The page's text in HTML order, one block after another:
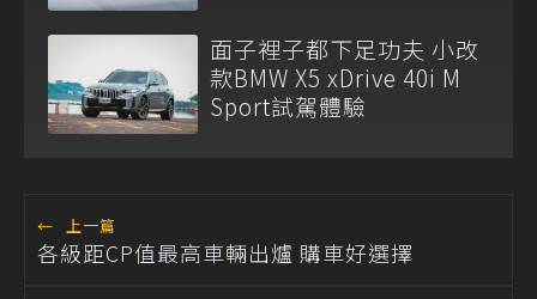
面子裡子都下足功夫 小改
款BMW X5 xDrive 40i M
Sport試駕體驗
← 上一篇
各級距CP值最高車輛出爐 購車好選擇